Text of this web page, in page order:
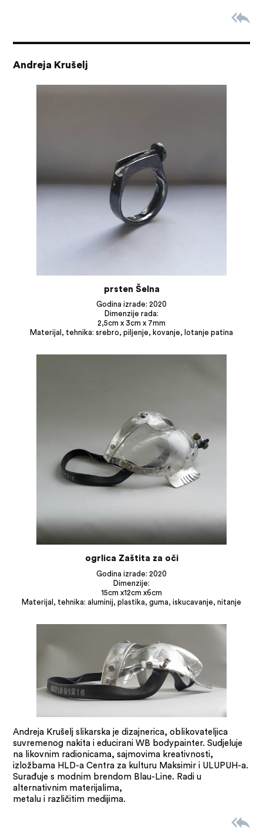
Andreja Krušelj
prsten Šelna
Godina izrade: 2020
Dimenzije rada:
2,5cm x 3cm x 7mm
Materijal, tehnika: srebro, piljenje, kovanje, lotanje patina
ogrlica Zaštita za oči
Godina izrade: 2020
Dimenzije:
15cm x12cm x6cm
Materijal, tehnika: aluminij, plastika, guma, iskucavanje, nitanje
Andreja Krušelj slikarska je dizajnerica, oblikovateljica
suvremenog nakita i educirani WB bodypainter. Sudjeluje
na likovnim radionicama, sajmovima kreativnosti,
izložbama HLD-a Centra za kulturu Maksimir i ULUPUH-a.
Surađuje s modnim brendom Blau-Line. Radi u
alternativnim materijalima,
metalu i različitim medijima.